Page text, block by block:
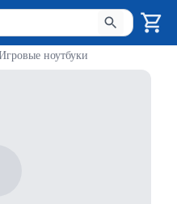
для поиска. Нажмите Enter
ноутбуки